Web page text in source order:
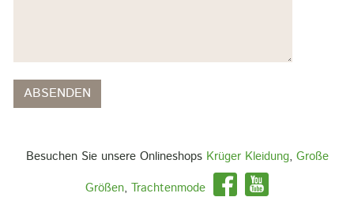
ABSENDEN
Besuchen Sie unsere Onlineshops Krüger Kleidung, Große
Größen, Trachtenmode